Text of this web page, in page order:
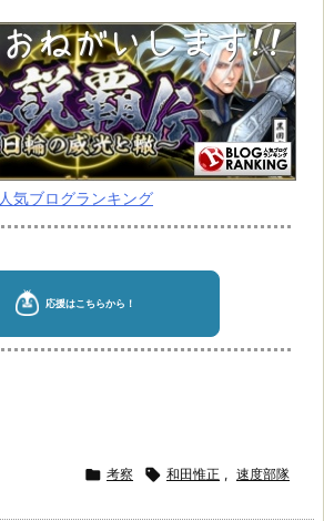
人気ブログランキング
 考察  和田惟正 , 速度部隊